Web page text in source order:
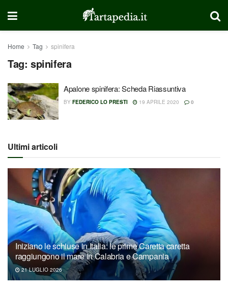
Home Tag spinifera
Tag: spinifera
Apalone spinifera: Scheda Riassuntiva
BY FEDERICO LO PRESTI 19 APRILE 2020 0
Ultimi articoli
Iniziano le schiuse in Italia: le prime Caretta caretta
raggiungono il mare in Calabria e Campania
21 LUGLIO 2026